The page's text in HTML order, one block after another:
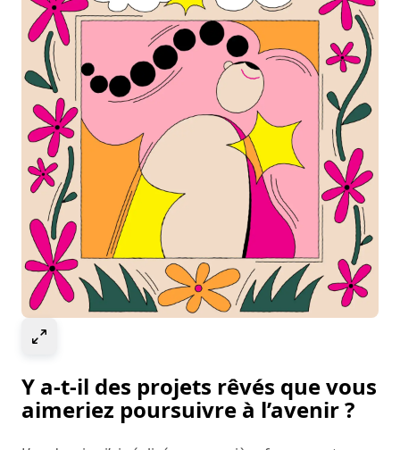
Y a-t-il des projets rêvés que vous
aimeriez poursuivre à l’avenir ?